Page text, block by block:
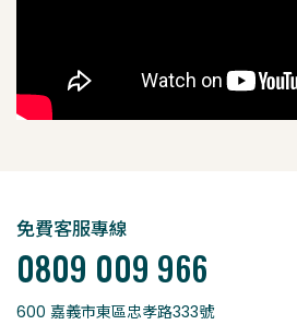
免費客服專線
0809 009 966
600 嘉義市東區忠孝路333號